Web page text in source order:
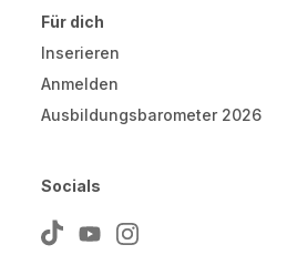
Für dich
Inserieren
Anmelden
Ausbildungsbarometer 2026
Socials